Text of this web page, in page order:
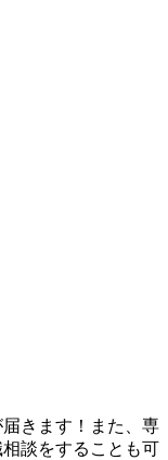
きます！また、専
談をすることも可